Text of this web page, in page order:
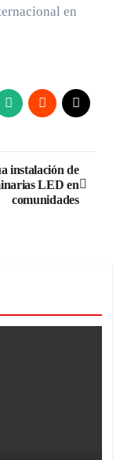
en
instalación de
LED en
comunidades